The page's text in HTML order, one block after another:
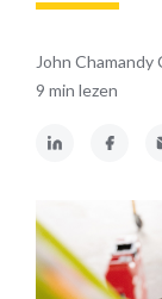
John Chamandy
9 min lezen